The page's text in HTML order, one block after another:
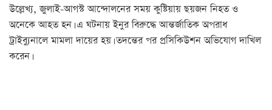
উল্লেখ্য, জুলাই-আগস্ট আন্দোলনের সময় কুষ্টিয়ায় ছয়জন নিহত ও
অনেকে আহত হন। এ ঘটনায় ইনুর বিরুদ্ধে আন্তর্জাতিক অপরাধ
ট্রাইব্যুনালে মামলা দায়ের হয়। তদন্তের পর প্রসিকিউশন অভিযোগ দাখিল
করেন।